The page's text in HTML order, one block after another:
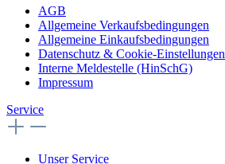
AGB
Allgemeine Verkaufsbedingungen
Allgemeine Einkaufsbedingungen
Datenschutz & Cookie-Einstellungen
Interne Meldestelle (HinSchG)
Impressum
Service
Unser Service